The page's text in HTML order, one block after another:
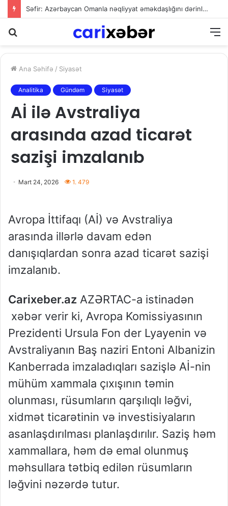
Səfir: Azərbaycan Omanla nəqliyyat əməkdaşlığını dərinləşdirməyə hazırdır
Ana Səhifə / Siyasət
Analitika Gündəm Siyasət
Aİ ilə Avstraliya
arasında azad ticarət
sazişi imzalanıb
Mart 24, 2026 1. 479
Avropa İttifaqı (Aİ) və Avstraliya
arasında illərlə davam edən
danışıqlardan sonra azad ticarət sazişi
imzalanıb.
Carixeber.az AZƏRTAC-a istinadən
xəbər verir ki, Avropa Komissiyasının
Prezidenti Ursula Fon der Lyayenin və
Avstraliyanın Baş naziri Entoni Albanizin
Kanberrada imzaladıqları sazişlə Aİ-nin
mühüm xammala çıxışının təmin
olunması, rüsumların qarşılıqlı ləğvi,
xidmət ticarətinin və investisiyaların
asanlaşdırılması planlaşdırılır. Saziş həm
xammallara, həm də emal olunmuş
məhsullara tətbiq edilən rüsumların
ləğvini nəzərdə tutur.